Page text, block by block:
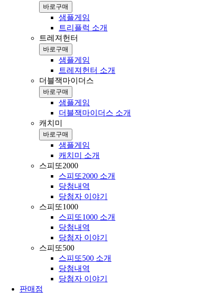
바로구매
샘플게임
트리플럭 소개
트레져헌터
바로구매
샘플게임
트레져헌터 소개
더블잭마이더스
바로구매
샘플게임
더블잭마이더스 소개
캐치미
바로구매
샘플게임
캐치미 소개
스피또2000
스피또2000 소개
당첨내역
당첨자 이야기
스피또1000
스피또1000 소개
당첨내역
당첨자 이야기
스피또500
스피또500 소개
당첨내역
당첨자 이야기
판매점